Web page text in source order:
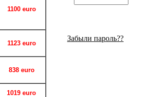
1100 euro
1123 euro
838 euro
1019 euro
Забыли пароль??